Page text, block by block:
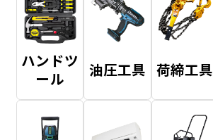
ハンドツ
ール
油圧工具 荷締工具